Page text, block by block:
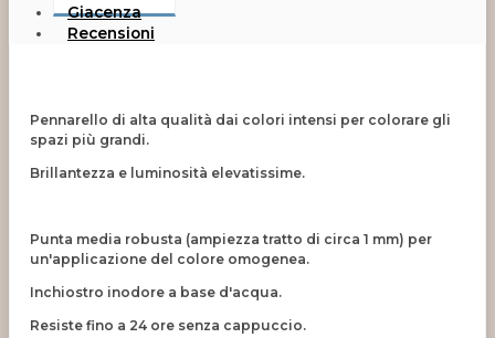
Giacenza
Recensioni
Pennarello di alta qualità dai colori intensi per colorare gli
spazi più grandi.
Brillantezza e luminosità elevatissime.
Punta media robusta (ampiezza tratto di circa 1 mm) per
un'applicazione del colore omogenea.
Inchiostro inodore a base d'acqua.
Resiste fino a 24 ore senza cappuccio.